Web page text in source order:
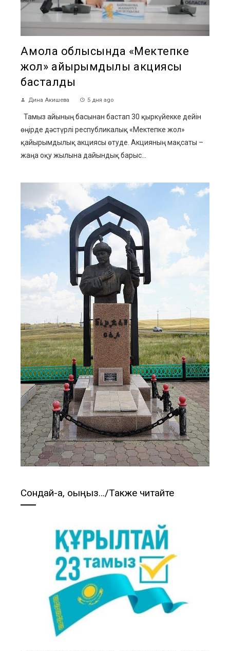
Ақмола облысында «Мектепке
жол» қайырымдылық акциясы
басталды
Дина Акишева 5 дня ago
Тамыз айының басынан бастап 30 қыркүйекке дейін
өңірде дәстүрлі республикалық «Мектепке жол»
қайырымдылық акциясы өтуде. Акцияның мақсаты –
жаңа оқу жылына дайындық барыс...
Сондай-ақ, оқыңыз…/Также читайте